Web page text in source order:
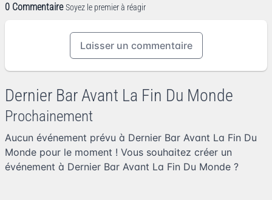
0 Commentaire Soyez le premier à réagir
Laisser un commentaire
Dernier Bar Avant La Fin Du Monde
Prochainement
Aucun événement prévu à Dernier Bar Avant La Fin Du
Monde pour le moment ! Vous souhaitez créer un
événement à Dernier Bar Avant La Fin Du Monde ?